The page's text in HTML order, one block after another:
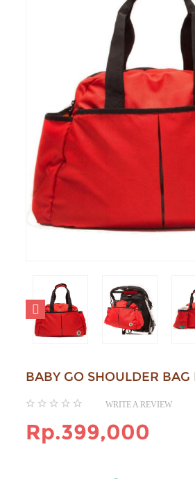
BABY GO SHOULDER BAG
WRITE A REVIEW
Rp.399,000